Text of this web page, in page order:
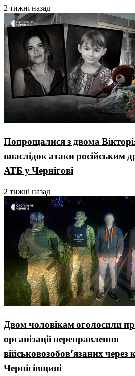
2 тижні назад
Попрощалися з двома
внаслідок атаки російським
АТБ у Чернігові
2 тижні назад
Двом чоловікам оголосили
організації переправлення
військовозобовʼязаних через
Чернігівщині